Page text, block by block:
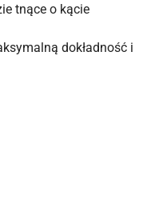
tnące o kącie
dokładność i